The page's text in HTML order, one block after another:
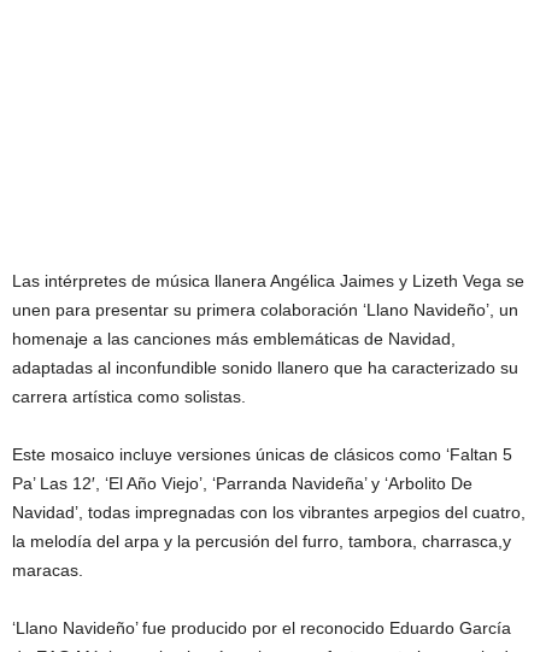
Las intérpretes de música llanera Angélica Jaimes y Lizeth Vega se
unen para presentar su primera colaboración ‘Llano Navideño’, un
homenaje a las canciones más emblemáticas de Navidad,
adaptadas al inconfundible sonido llanero que ha caracterizado su
carrera artística como solistas.
Este mosaico incluye versiones únicas de clásicos como ‘Faltan 5
Pa’ Las 12′, ‘El Año Viejo’, ‘Parranda Navideña’ y ‘Arbolito De
Navidad’, todas impregnadas con los vibrantes arpegios del cuatro,
la melodía del arpa y la percusión del furro, tambora, charrasca,y
maracas.
‘Llano Navideño’ fue producido por el reconocido Eduardo García